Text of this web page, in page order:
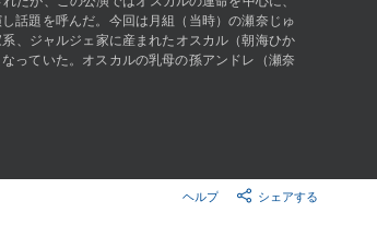
無料テレビ
Rチャンネル
話題を呼んだ。今回は月組（当時）の瀬奈じゅ
、ジャルジェ家に産まれたオスカル（朝海ひか
っていた。オスカルの乳母の孫アンドレ（瀬奈
シェアする
ヘルプ